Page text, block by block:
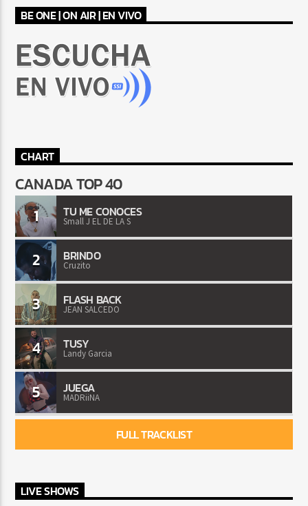
BE ONE | ON AIR | EN VIVO
CHART
CANADA TOP 40
1 TU ME CONOCES
Small J EL DE LA S
2 BRINDO
Cruzito
3 FLASH BACK
JEAN SALCEDO
4 TUSY
Landy Garcia
5 JUEGA
MADRiiNA
FULL TRACKLIST
LIVE SHOWS